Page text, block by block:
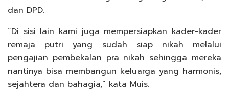
dan DPD.
“Di sisi lain kami juga mempersiapkan kader-kader
remaja putri yang sudah siap nikah melalui
pengajian pembekalan pra nikah sehingga mereka
nantinya bisa membangun keluarga yang harmonis,
sejahtera dan bahagia,” kata Muis.⁠⁠⁠⁠